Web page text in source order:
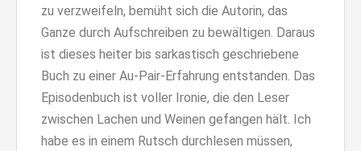
zu verzweifeln, bemüht sich die Autorin, das
Ganze durch Aufschreiben zu bewältigen. Daraus
ist dieses heiter bis sarkastisch geschriebene
Buch zu einer Au-Pair-Erfahrung entstanden. Das
Episodenbuch ist voller Ironie, die den Leser
zwischen Lachen und Weinen gefangen hält. Ich
habe es in einem Rutsch durchlesen müssen,